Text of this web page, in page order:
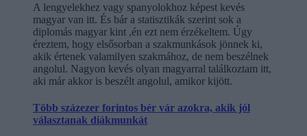
A lengyelekhez vagy spanyolokhoz képest kevés
magyar van itt. És bár a statisztikák szerint sok a
diplomás magyar kint ,én ezt nem érzékeltem. Úgy
éreztem, hogy elsősorban a szakmunkások jönnek ki,
akik értenek valamilyen szakmához, de nem beszélnek
angolul. Nagyon kevés olyan magyarral találkoztam itt,
aki már akkor is beszélt angolul, amikor kijött.
Több százezer forintos bér vár azokra, akik jól
választanak diákmunkát